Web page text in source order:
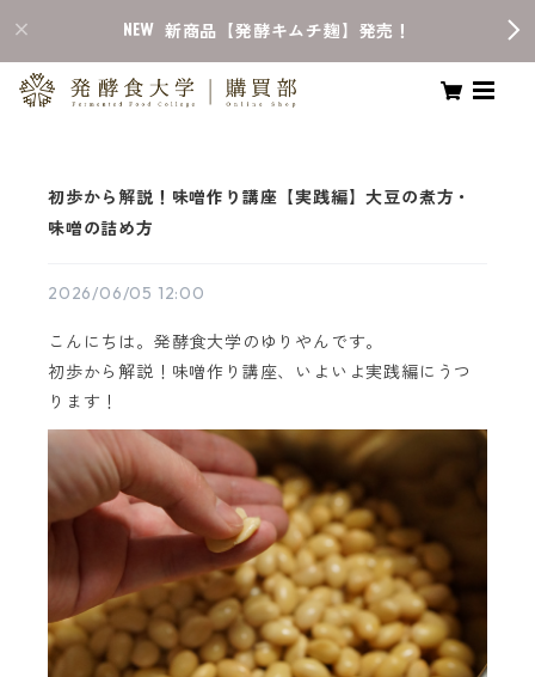
新商品【発酵キムチ麹】発売！
初歩から解説！味噌作り講座【実践編】大豆の煮方・
味噌の詰め方
2026/06/05 12:00
こんにちは。発酵食大学のゆりやんです。
初歩から解説！味噌作り講座、いよいよ実践編にうつ
ります！